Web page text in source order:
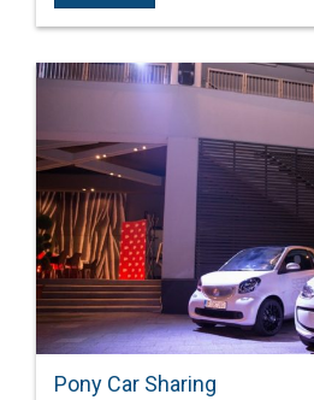
Pony Car Sharing